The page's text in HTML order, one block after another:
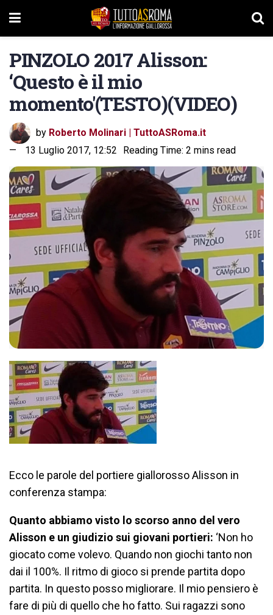
PINZOLO 2017 Alisson:
‘Questo è il mio
momento'(TESTO)(VIDEO)
by Roberto Molinari | TuttoASRoma.it
13 Luglio 2017, 12:52
Reading Time: 2 mins read
Ecco le parole del portiere giallorosso Alisson in
conferenza stampa:
Quanto abbiamo visto lo scorso anno del vero
Alisson e un giudizio sui giovani portieri: ‘Non ho
giocato come volevo. Quando non giochi tanto non
dai il 100%. Il ritmo di gioco si prende partita dopo
partita. In questo posso migliorare. Il mio pensiero è
fare di più di quello che ho fatto. Sui ragazzi sono